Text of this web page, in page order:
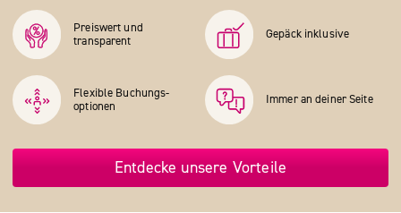
Preiswert und
transparent
Gepäck inklusive
Flexible Buchungs­
optionen
Immer an deiner Seite
Entdecke unsere Vorteile